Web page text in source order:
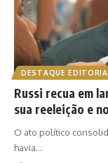
DESTAQUE
Russi recua em
sua reeleição e
O ato político
havia…